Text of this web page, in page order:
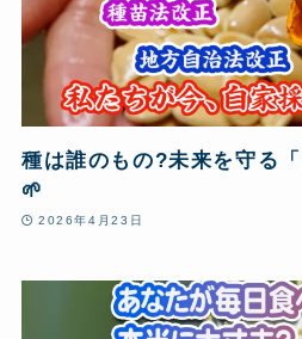
種は誰のもの?未来を守る
🌱
2026年4月23日